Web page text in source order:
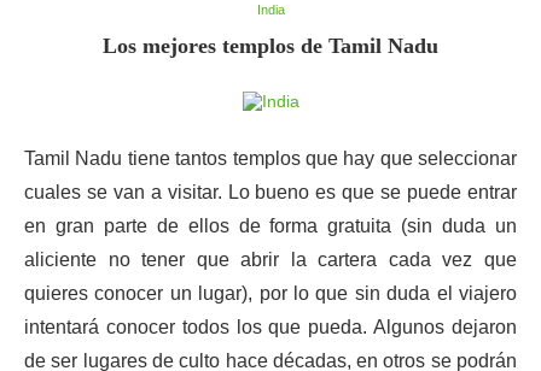
India
Los mejores templos de Tamil Nadu
Tamil Nadu tiene tantos templos que hay que seleccionar
cuales se van a visitar. Lo bueno es que se puede entrar
en gran parte de ellos de forma gratuita (sin duda un
aliciente no tener que abrir la cartera cada vez que
quieres conocer un lugar), por lo que sin duda el viajero
intentará conocer todos los que pueda. Algunos dejaron
de ser lugares de culto hace décadas, en otros se podrán